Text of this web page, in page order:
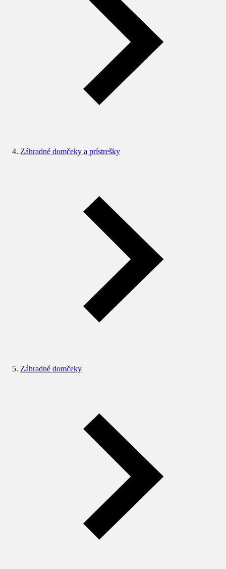
Záhradné domčeky a prístrešky
Záhradné domčeky